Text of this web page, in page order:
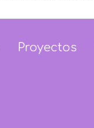
Proyectos